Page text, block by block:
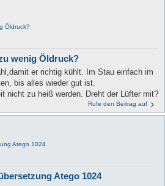
Öldruck?
wenig Öldruck?
er richtig kühlt. Im Stau einfach im
bis alles wieder gut ist.
nicht zu heiß werden. Dreht der Lüfter mit?
Rufe den Beitrag auf
Atego 1024
Atego 1024